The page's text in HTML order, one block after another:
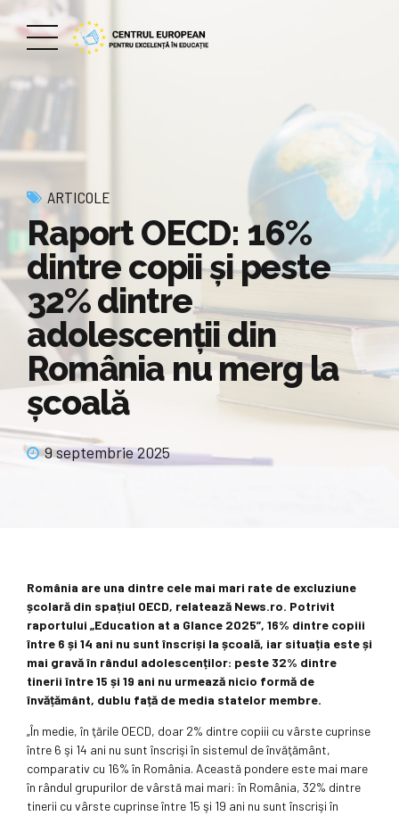
ARTICOLE
Raport OECD: 16%
dintre copii și peste
32% dintre
adolescenții din
România nu merg la
școală
9 septembrie 2025
România are una dintre cele mai mari rate de excluziune
școlară din spațiul OECD, relatează News.ro. Potrivit
raportului „Education at a Glance 2025”, 16% dintre copiii
între 6 și 14 ani nu sunt înscriși la școală, iar situația este și
mai gravă în rândul adolescenților: peste 32% dintre
tinerii între 15 și 19 ani nu urmează nicio formă de
învățământ, dublu față de media statelor membre.
„În medie, în ţările OECD, doar 2% dintre copiii cu vârste cuprinse
între 6 şi 14 ani nu sunt înscrişi în sistemul de învăţământ,
comparativ cu 16% în România. Această pondere este mai mare
în rândul grupurilor de vârstă mai mari: în România, 32% dintre
tinerii cu vârste cuprinse între 15 şi 19 ani nu sunt înscrişi în